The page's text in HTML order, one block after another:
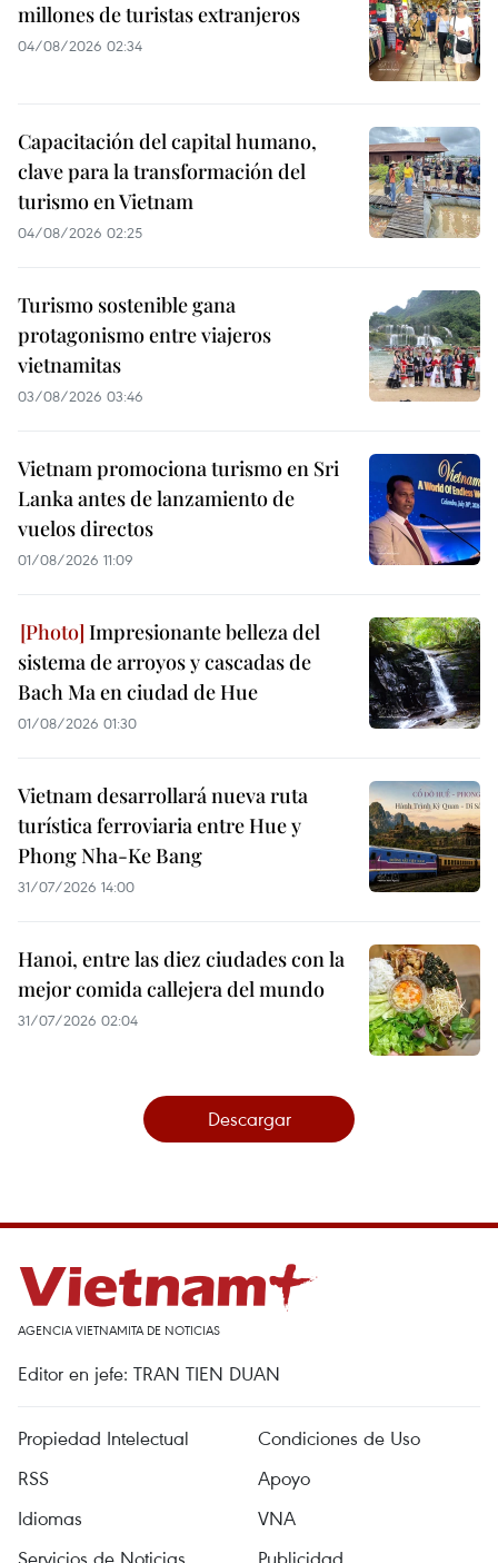
millones de turistas extranjeros
04/08/2026 02:34
Capacitación del capital humano,
clave para la transformación del
turismo en Vietnam
04/08/2026 02:25
Turismo sostenible gana
protagonismo entre viajeros
vietnamitas
03/08/2026 03:46
Vietnam promociona turismo en Sri
Lanka antes de lanzamiento de
vuelos directos
01/08/2026 11:09
Impresionante belleza del
sistema de arroyos y cascadas de
Bach Ma en ciudad de Hue
01/08/2026 01:30
Vietnam desarrollará nueva ruta
turística ferroviaria entre Hue y
Phong Nha-Ke Bang
31/07/2026 14:00
Hanoi, entre las diez ciudades con la
mejor comida callejera del mundo
31/07/2026 02:04
Descargar
AGENCIA VIETNAMITA DE NOTICIAS
Editor en jefe: TRAN TIEN DUAN
Propiedad Intelectual
Condiciones de Uso
RSS
Apoyo
Idiomas
VNA